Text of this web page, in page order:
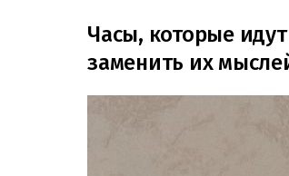
Часы, которые
заменить их